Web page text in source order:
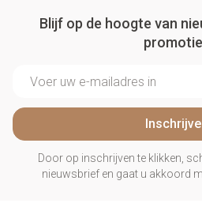
Blijf op de hoogte van
Door op inschrijven te klikken,
nieuwsbrief en gaat u akkoord